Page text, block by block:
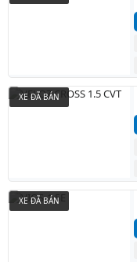
XE ĐÃ BÁN
XE ĐÃ BÁN